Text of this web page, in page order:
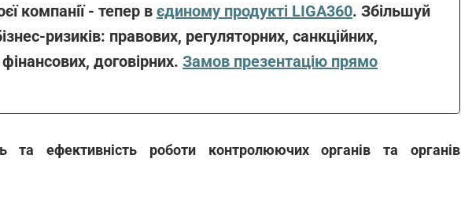
компанії - тепер в єдиному продукті LIGA360. Збільшуй
ризиків: правових, регуляторних, санкційних,
договірних. Замов презентацію прямо
та ефективність роботи контролюючих органів та органів